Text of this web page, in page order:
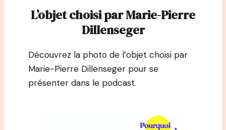
L’objet choisi par Marie-Pierre
Dillenseger
Découvrez la photo de l’objet choisi par
Marie-Pierre Dillenseger pour se
présenter dans le podcast.